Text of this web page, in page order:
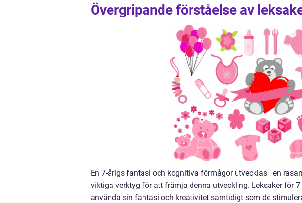
Övergripande förståelse av
En 7-årigs fantasi och kognitiva förmågor utvecklas i en
viktiga verktyg för att främja denna utveckling. Leksaker för
använda sin fantasi och kreativitet samtidigt som de